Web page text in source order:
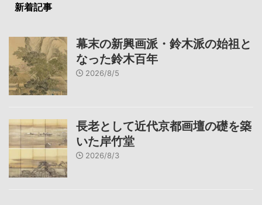
新着記事
幕末の新興画派・鈴木派の始祖と
なった鈴木百年
2026/8/5
長老として近代京都画壇の礎を築
いた岸竹堂
2026/8/3